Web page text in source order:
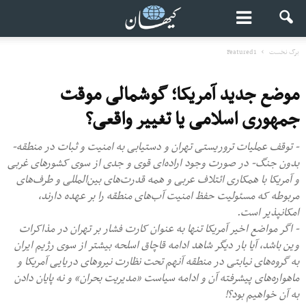
برگ نخست Featured1
موضع جدید آمریکا؛ گوشمالی موقت
جمهوری اسلامی یا تغییر واقعی؟
- توقف عملیات تروریستی تهران و دستیابی به امنیت و ثبات در منطقه-
بدون جنگ- در صورت وجود اراده‌ای قوی و جدی از سوی کشورهای غربی
و آمریکا با همکاری ائتلاف عربی و همه قدرت‌های بین‌المللی و طرف‌های
مربوطه که مسئولیت حفظ امنیت آب‌های منطقه را بر عهده دارند،
امکانپذیر است.
- اگر مواضع اخیر آمریکا تنها به عنوان کارت فشار بر تهران در مذاکرات
وین باشد، آیا بار دیگر شاهد ادامه قاچاق اسلحه بیشتر از سوی رژیم ایران
به گروه‌های نیابتی در منطقه آنهم تحت نظارت نیروهای دریایی آمریکا و
ماهواره‌های پیشرفته آن و ادامه سیاست «مدیریت بحران» و نه پایان دادن
به آن خواهیم بود؟!